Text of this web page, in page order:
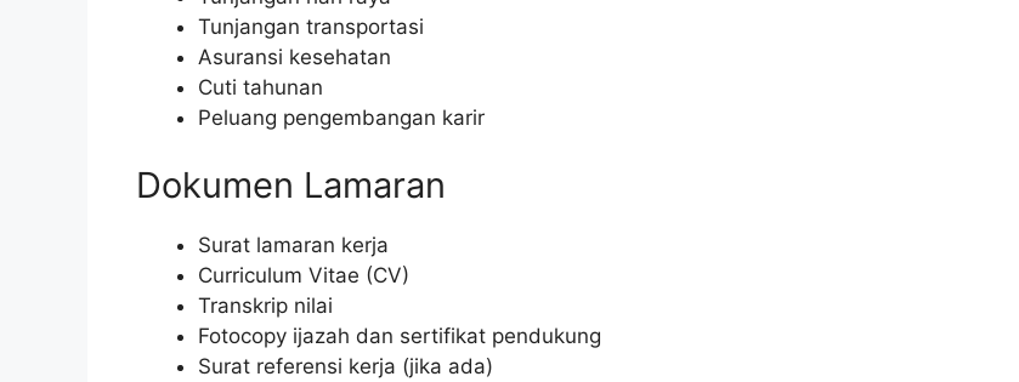
Tunjangan transportasi
Asuransi kesehatan
Cuti tahunan
Peluang pengembangan karir
Dokumen Lamaran
Surat lamaran kerja
Curriculum Vitae (CV)
Transkrip nilai
Fotocopy ijazah dan sertifikat pendukung
Surat referensi kerja (jika ada)